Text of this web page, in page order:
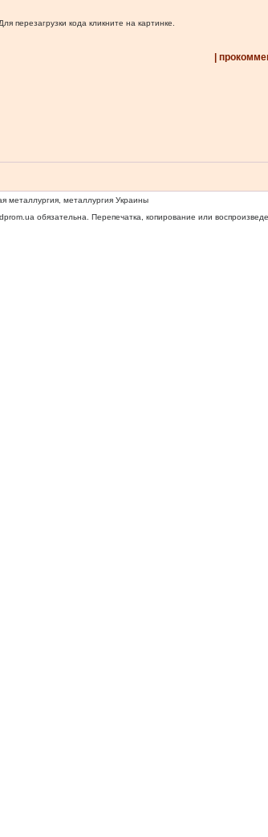
перезагрузки кода кликните на картинке.
|
металлургия, металлургия Украины
обязательна. Перепечатка, копирование или